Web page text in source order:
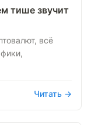
тише звучит
всё
Читать →